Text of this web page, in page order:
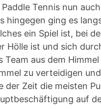
Tennis nun
ging es
ein Spiel ist, bei
Hölle ist und sich
Team aus dem
zu verteidigen
der Zeit die meisten
auf